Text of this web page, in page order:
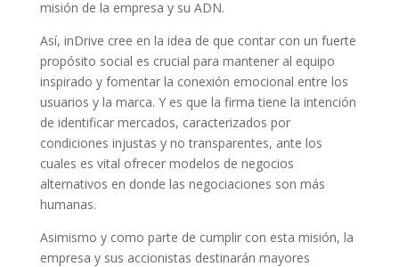
misión de la empresa y su ADN.
Así, inDrive cree en la idea de que contar con un fuerte
propósito social es crucial para mantener al equipo
inspirado y fomentar la conexión emocional entre los
usuarios y la marca. Y es que la firma tiene la intención
de identificar mercados, caracterizados por
condiciones injustas y no transparentes, ante los
cuales es vital ofrecer modelos de negocios
alternativos en donde las negociaciones son más
humanas.
Asimismo y como parte de cumplir con esta misión, la
empresa y sus accionistas destinarán mayores